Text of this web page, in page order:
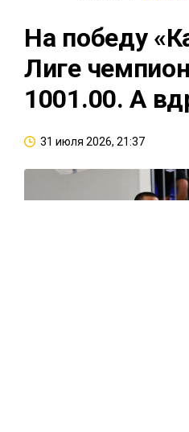
На победу
Лиге
1001.00. А
31 июля 2026, 21:37